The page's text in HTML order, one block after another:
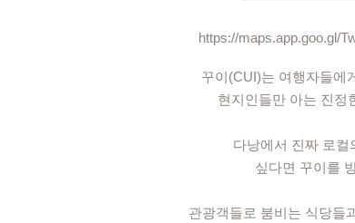
https://maps.app.goo.gl/
꾸이(CUI)는 여행자들에
현지인들만 아는 진정
다낭에서 진짜 로컬
싶다면 꾸이를
관광객들로 붐비는 식당들